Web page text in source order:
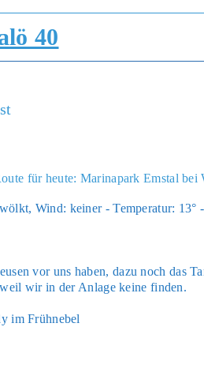
40
für heute: Marinapark Emstal
Wind: kei­ner - Tem­pe­ra­tur: 13°
vor uns haben, dazu noch das
wir in der Anla­ge kei­ne fin­den.
im Früh­ne­bel